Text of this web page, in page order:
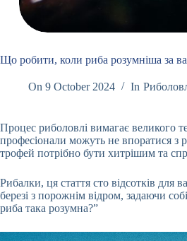
Що робити, коли риба розумніша за
On 9 October 2024 In
Процес риболовлі вимагає великого
професіонали можуть не впоратися
трофей потрібно бути хитрішим та
Рибалки, ця стаття сто відсотків для
березі з порожнім відром, задаючи
риба така розумна?”